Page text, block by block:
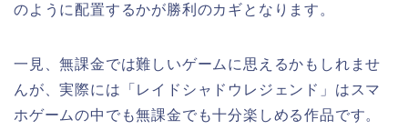
のように配置するかが勝利のカギとなります。
一見、無課金では難しいゲームに思えるかもしれませ
んが、実際には「レイドシャドウレジェンド」はスマ
ホゲームの中でも無課金でも十分楽しめる作品です。